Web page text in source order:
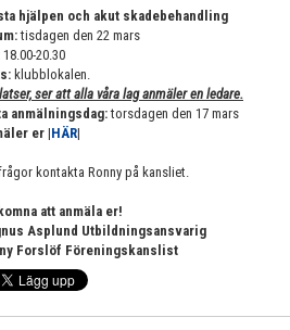
hjälpen och akut skadebehandling
tisdagen den 22 mars
18.00-20.30
klubblokalen.
ser att alla våra lag anmäler en ledare.
anmälningsdag:torsdagen den 17 mars
er |HÄR|
kontakta Ronny på kansliet.
att anmäla er!
Asplund Utbildningsansvarig
Forslöf Föreningskanslist